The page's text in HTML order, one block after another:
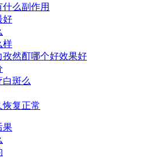
么副作用
好
样
然酊哪个好效果好
斑么
复正常
果